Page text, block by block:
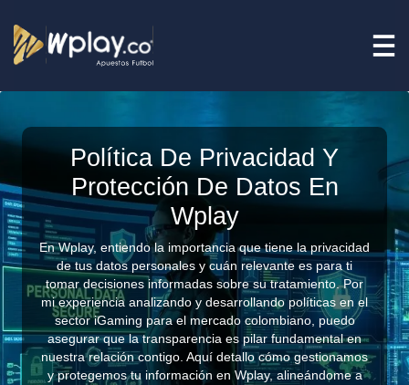
Política De Privacidad Y
Protección De Datos En
Wplay
En Wplay, entiendo la importancia que tiene la privacidad
de tus datos personales y cuán relevante es para ti
tomar decisiones informadas sobre su tratamiento. Por
mi experiencia analizando y desarrollando políticas en el
sector iGaming para el mercado colombiano, puedo
asegurar que la transparencia es pilar fundamental en
nuestra relación contigo. Aquí detallo cómo gestionamos
y protegemos tu información en Wplay, alineándome a